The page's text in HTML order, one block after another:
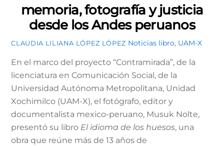
memoria, fotografía y justicia
desde los Andes peruanos
CLAUDIA LILIANA LÓPEZ LÓPEZ Noticias libro, UAM-X
En el marco del proyecto “Contramirada”, de la
licenciatura en Comunicación Social, de la
Universidad Autónoma Metropolitana, Unidad
Xochimilco (UAM-X), el fotógrafo, editor y
documentalista mexico-peruano, Musuk Nolte,
presentó su libro El idioma de los huesos, una
obra que reúne más de 13 años de